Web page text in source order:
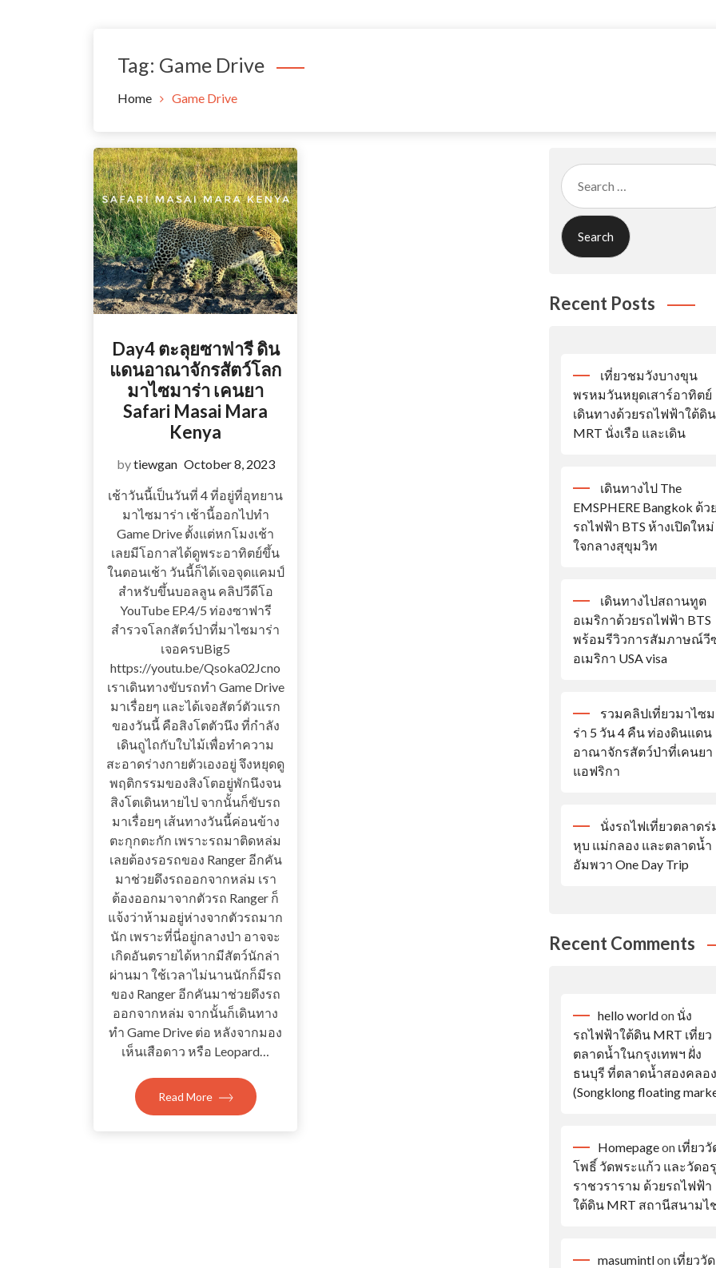
Tag: Game Drive
Home Game Drive
Day4 ตะลุยซาฟารี ดิน
แดนอาณาจักรสัตว์โลก
มาไซมาร่า เคนยา
Safari Masai Mara
Kenya
bytiewgan October 8, 2023
เช้าวันนี้เป็นวันที่ 4 ที่อยู่ที่อุทยาน
มาไซมาร่า เช้านี้ออกไปทำ
Game Drive ตั้งแต่หกโมงเช้า
เลยมีโอกาสได้ดูพระอาทิตย์ขึ้น
ในตอนเช้า วันนี้ก็ได้เจอจุดแคมป์
สำหรับขึ้นบอลลูน คลิปวีดีโอ
YouTube EP.4/5 ท่องซาฟารี
สำรวจโลกสัตว์ป่าที่มาไซมาร่า
เจอครบBig5
https://youtu.be/Qsoka02Jcno
เราเดินทางขับรถทำ Game Drive
มาเรื่อยๆ และได้เจอสัตว์ตัวแรก
ของวันนี้ คือสิงโตตัวนึง ที่กำลัง
เดินถูไถกับใบไม้เพื่อทำความ
สะอาดร่างกายตัวเองอยู่ จึงหยุดดู
พฤติกรรมของสิงโตอยู่พักนึงจน
สิงโตเดินหายไป จากนั้นก็ขับรถ
มาเรื่อยๆ เส้นทางวันนี้ค่อนข้าง
ตะกุกตะกัก เพราะรถมาติดหล่ม
เลยต้องรอรถของ Ranger อีกคัน
มาช่วยดึงรถออกจากหล่ม เรา
ต้องออกมาจากตัวรถ Ranger ก็
แจ้งว่าห้ามอยู่ห่างจากตัวรถมาก
นัก เพราะที่นี่อยู่กลางป่า อาจจะ
เกิดอันตรายได้หากมีสัตว์นักล่า
ผ่านมา ใช้เวลาไม่นานนักก็มีรถ
ของ Ranger อีกคันมาช่วยดึงรถ
ออกจากหล่ม จากนั้นก็เดินทาง
ทำ Game Drive ต่อ หลังจากมอง
เห็นเสือดาว หรือ Leopard…
Read More
Search
for:
Recent Posts
เที่ยวชมวังบางขุน
พรหมวันหยุดเสาร์อาทิตย์
เดินทางด้วยรถไฟฟ้าใต้ดิน
MRT นั่งเรือ และเดิน
เดินทางไป The
EMSPHERE Bangkok ด้วย
รถไฟฟ้า BTS ห้างเปิดใหม่
ใจกลางสุขุมวิท
เดินทางไปสถานทูต
อเมริกาด้วยรถไฟฟ้า BTS
พร้อมรีวิวการสัมภาษณ์วี
อเมริกา USA visa
รวมคลิปเที่ยวมาไซ
ร่า 5 วัน 4 คืน ท่องดินแดน
อาณาจักรสัตว์ป่าที่เคนยา
แอฟริกา
นั่งรถไฟเที่ยวตลาดร่
หุบ แม่กลอง และตลาดน้ำ
อัมพวา One Day Trip
Recent Comments
hello worldon นั่ง
รถไฟฟ้าใต้ดิน MRT เที่ยว
ตลาดน้ำในกรุงเทพฯ ฝั่ง
ธนบุรี ที่ตลาดน้ำสองคลอง
(Songklong floating
Homepageon เที่ยววั
โพธิ์ วัดพระแก้ว และวัดอ
ราชวราราม ด้วยรถไฟฟ้า
ใต้ดิน MRT สถานีสนามไ
masumintlon เที่ยววัด